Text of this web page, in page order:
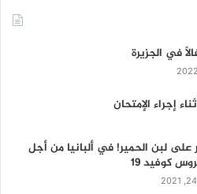
في الجزيرة
إجراء الإمتحان
على لبن الحمير! في ألبانيا من أجل
كوفيد 19